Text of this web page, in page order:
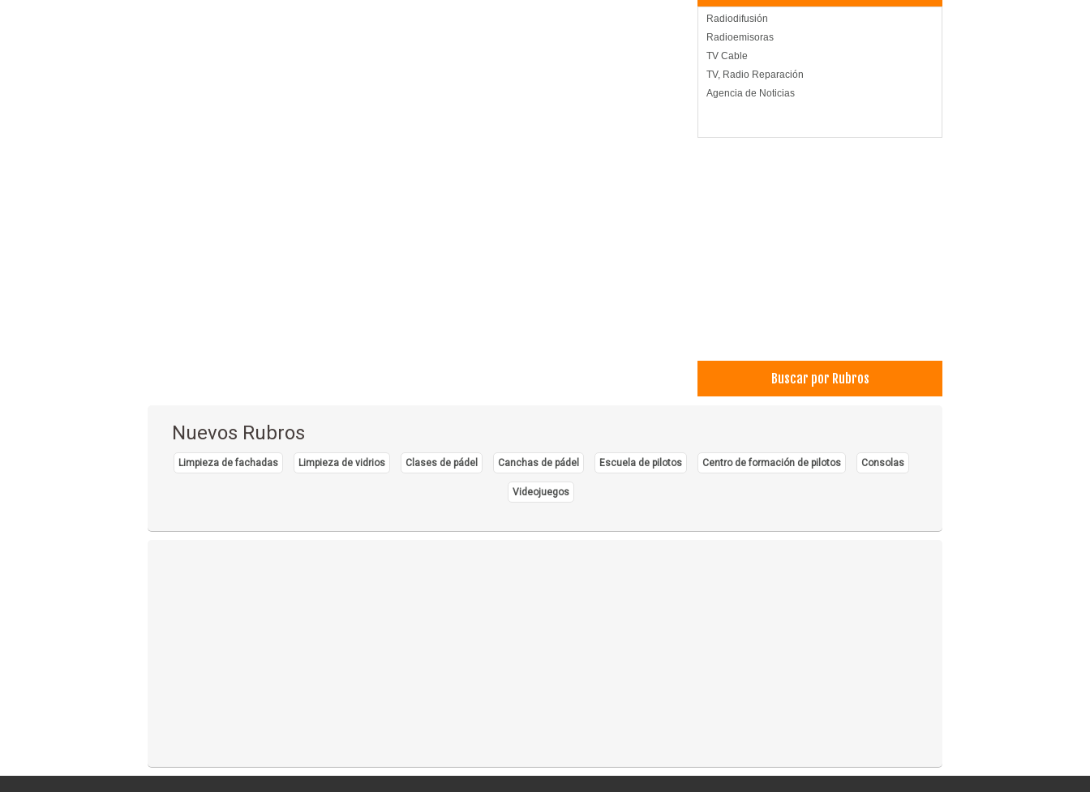
Radiodifusión
Radioemisoras
TV Cable
TV, Radio Reparación
Agencia de Noticias
Buscar por Rubros
Nuevos Rubros
Limpieza de fachadas Limpieza de vidrios Clases de pádel Canchas de pádel Escuela de pilotos Centro de formación de pilotos Consolas
Videojuegos